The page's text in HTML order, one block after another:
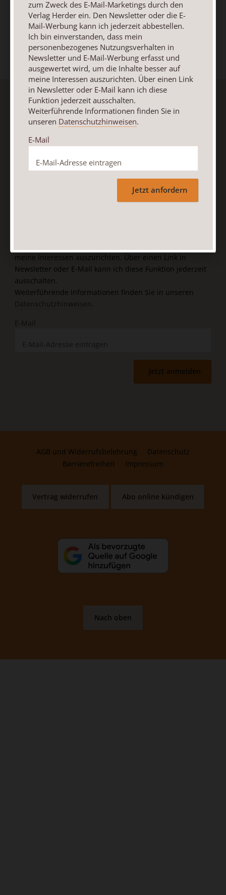
Römische Quartalschrift
Kundenservice +49 761 2717200
kundenservice@herder.de
Abo online kündigen
Anzeiger für die Seelsorge-
Ja, ich möchte den kostenlosen Anzeiger für die
Verwendung meiner Kontaktdaten zum Zweck des E-Mail-
Marketings durch den Verlag Herder ein. Den Newsletter
meine Interessen auszurichten. Über einen Link in
Newsletter oder E-Mail kann ich diese Funktion jederzeit
ausschalten.
Weiterführende Informationen finden Sie in unseren
Datenschutzhinweisen.
E-Mail
Jetzt anmelden
AGB und Widerrufsbelehrung
Datenschutz
Barrierefreiheit
Impressum
Vertrag widerrufen Abo online kündigen
Nach oben
zum Zweck des E-Mail-Marketings durch den
Verlag Herder ein. Den Newsletter oder die E-
Mail-Werbung kann ich jederzeit abbestellen.
Ich bin einverstanden, dass mein
personenbezogenes Nutzungsverhalten in
Newsletter und E-Mail-Werbung erfasst und
ausgewertet wird, um die Inhalte besser auf
meine Interessen auszurichten. Über einen Link
in Newsletter oder E-Mail kann ich diese
Funktion jederzeit ausschalten.
Weiterführende Informationen finden Sie in
unseren Datenschutzhinweisen.
E-Mail
Jetzt anfordern